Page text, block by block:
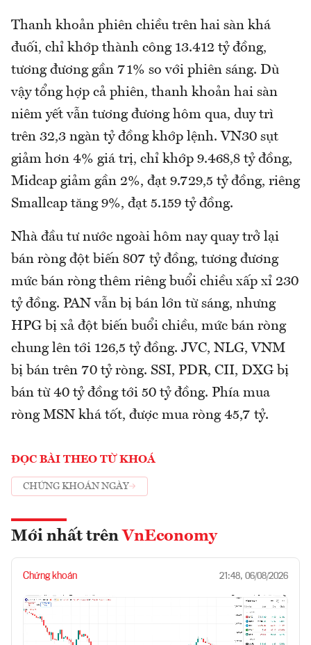
Thanh khoản phiên chiều trên hai sàn khá
đuối, chỉ khớp thành công 13.412 tỷ đồng,
tương đương gần 71% so với phiên sáng. Dù
vậy tổng hợp cả phiên, thanh khoản hai sàn
niêm yết vẫn tương đương hôm qua, duy trì
trên 32,3 ngàn tỷ đồng khớp lệnh. VN30 sụt
giảm hơn 4% giá trị, chỉ khớp 9.468,8 tỷ đồng,
Midcap giảm gần 2%, đạt 9.729,5 tỷ đồng, riêng
Smallcap tăng 9%, đạt 5.159 tỷ đồng.
Nhà đầu tư nước ngoài hôm nay quay trở lại
bán ròng đột biến 807 tỷ đồng, tương đương
mức bán ròng thêm riêng buổi chiều xấp xỉ 230
tỷ đồng. PAN vẫn bị bán lớn từ sáng, nhưng
HPG bị xả đột biến buổi chiều, mức bán ròng
chung lên tới 126,5 tỷ đồng. JVC, NLG, VNM
bị bán trên 70 tỷ ròng. SSI, PDR, CII, DXG bị
bán từ 40 tỷ đồng tới 50 tỷ đồng. Phía mua
ròng MSN khá tốt, được mua ròng 45,7 tỷ.
ĐỌC BÀI THEO TỪ KHOÁ
CHỨNG KHOÁN NGÀY
Mới nhất trên VnEconomy
Chứng khoán 21:48, 06/08/2026